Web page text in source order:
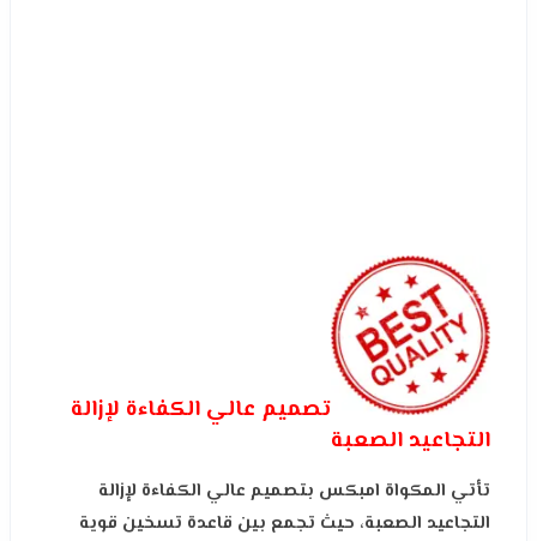
تصميم عالي الكفاءة لإزالة
التجاعيد الصعبة
تأتي المكواة امبكس بتصميم عالي الكفاءة لإزالة
التجاعيد الصعبة، حيث تجمع بين قاعدة تسخين قوية